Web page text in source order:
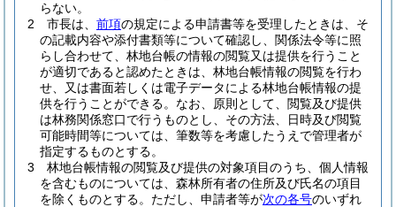
らない。
2
市長は、 前項の規定による申請書等を受理したときは、そ
の記載内容や添付書類等について確認し、関係法令等に照
らし合わせて、林地台帳の情報の閲覧又は提供を行うこと
が適切であると認めたときは、林地台帳情報の閲覧を行わ
せ、又は書面若しくは電子データによる林地台帳情報の提
供を行うことができる。 なお、原則として、閲覧及び提供
は林務関係窓口で行うものとし、その方法、日時及び閲覧
可能時間等については、筆数等を考慮したうえで管理者が
指定するものとする。
3
林地台帳情報の閲覧及び提供の対象項目のうち、個人情報
を含むものについては、森林所有者の住所及び氏名の項目
を除くものとする。 ただし、申請者等が次の各号のいずれ